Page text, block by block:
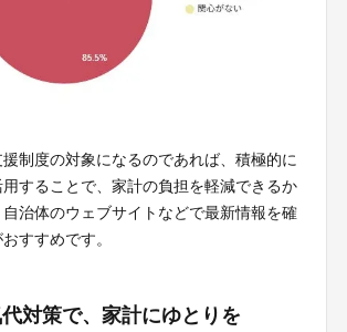
制度の対象になるのであれば、積極的に
することで、家計の負担を軽減できるか
自治体のウェブサイトなどで最新情報を確
すすめです。
対策で、家計にゆとりを